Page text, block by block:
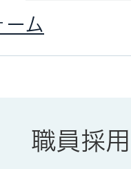
ーム
職員採用